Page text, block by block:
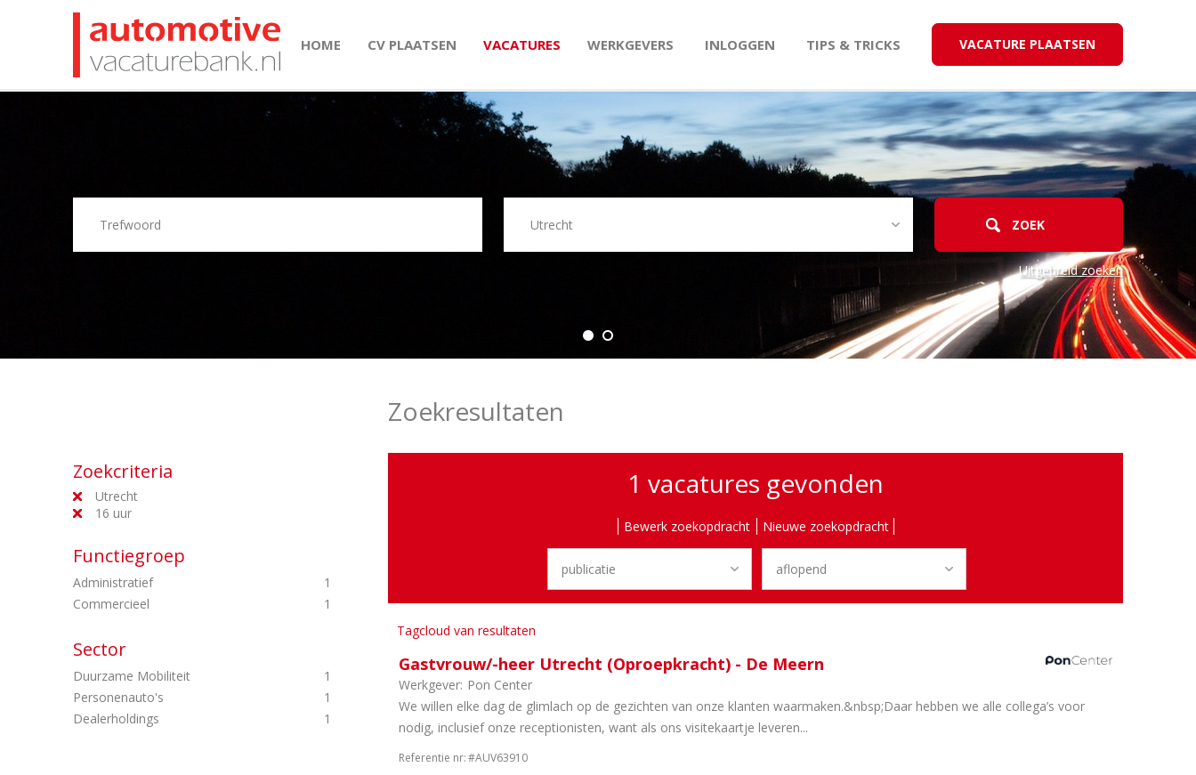
HOME CV PLAATSEN VACATURES WERKGEVERS INLOGGEN TIPS & TRICKS VACATURE PLAATSEN
Uitgebreid zoeken
Zoekcriteria
Utrecht
16 uur
Functiegroep
Administratief
1
Commercieel
1
Sector
Duurzame Mobiliteit
1
Personenauto's
1
Dealerholdings
1
Zoekresultaten
1 vacatures gevonden
Bewerk zoekopdracht Nieuwe zoekopdracht
Tagcloud van resultaten
Gastvrouw/-heer Utrecht (Oproepkracht) - De Meern
Werkgever: Pon Center
We willen elke dag de glimlach op de gezichten van onze klanten waarmaken.&nbsp;Daar hebben we alle collega’s voor
nodig, inclusief onze receptionisten, want als ons visitekaartje leveren...
Referentie nr:#AUV63910